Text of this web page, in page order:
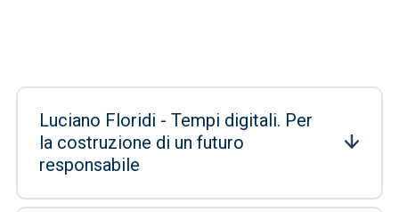
Luciano Floridi - Tempi digitali. Per
la costruzione di un futuro
responsabile